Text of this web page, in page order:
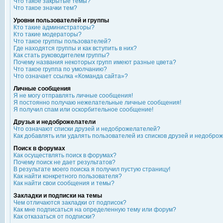
Что такое значки тем?
Уровни пользователей и группы
Кто такие администраторы?
Кто такие модераторы?
Что такое группы пользователей?
Где находятся группы и как вступить в них?
Как стать руководителем группы?
Почему названия некоторых групп имеют разные цвета?
Что такое группа по умолчанию?
Что означает ссылка «Команда сайта»?
Личные сообщения
Я не могу отправлять личные сообщения!
Я постоянно получаю нежелательные личные сообщения!
Я получил спам или оскорбительное сообщение!
Друзья и недоброжелатели
Что означают списки друзей и недоброжелателей?
Как добавлять или удалять пользователей из списков друзей и
Поиск в форумах
Как осуществлять поиск в форумах?
Почему поиск не дает результатов?
В результате моего поиска я получил пустую страницу!
Как найти конкретного пользователя?
Как найти свои сообщения и темы?
Закладки и подписки на темы
Чем отличаются закладки от подписок?
Как мне подписаться на определенную тему или форум?
Как отказаться от подписки?